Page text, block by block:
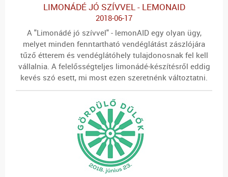
LIMONÁDÉ JÓ SZÍVVEL - LEMONAID
2018-06-17
A "Limonádé jó szívvel" - lemonAID egy olyan ügy,
melyet minden fenntartható vendéglátást zászlójára
tűző étterem és vendéglátóhely tulajdonosnak fel kell
vállalnia. A felelősségteljes limonádé-készítésről eddig
kevés szó esett, mi most ezen szeretnénk változtatni.